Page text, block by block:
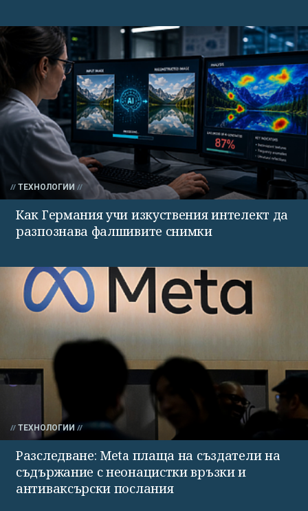
ТЕХНОЛОГИИ
Как Германия учи изкуствения интелект да
разпознава фалшивите снимки
ТЕХНОЛОГИИ
Разследване: Meta плаща на създатели на
съдържание с неонацистки връзки и
антиваксърски послания